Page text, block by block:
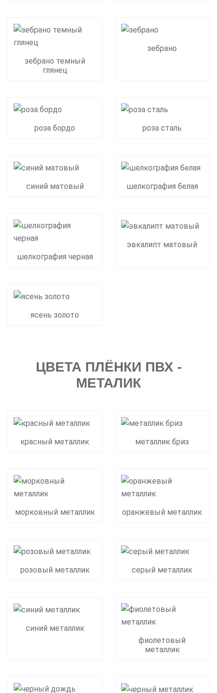
зебрано темный
глянец
зебрано
роза бордо роза сталь
синий матовый шелкография белая
шелкография черная
эвкалипт матовый
ясень золото
ЦВЕТА ПЛЁНКИ ПВХ -
МЕТАЛИК
красный металлик металлик бриз
морковный металлик оранжевый металлик
розовый металлик серый металлик
синий металлик
фиолетовый
металлик